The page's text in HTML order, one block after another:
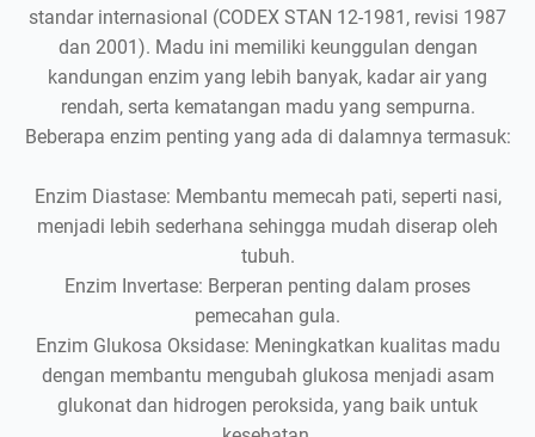
standar internasional (CODEX STAN 12-1981, revisi 1987
dan 2001). Madu ini memiliki keunggulan dengan
kandungan enzim yang lebih banyak, kadar air yang
rendah, serta kematangan madu yang sempurna.
Beberapa enzim penting yang ada di dalamnya termasuk:
Enzim Diastase: Membantu memecah pati, seperti nasi,
menjadi lebih sederhana sehingga mudah diserap oleh
tubuh.
Enzim Invertase: Berperan penting dalam proses
pemecahan gula.
Enzim Glukosa Oksidase: Meningkatkan kualitas madu
dengan membantu mengubah glukosa menjadi asam
glukonat dan hidrogen peroksida, yang baik untuk